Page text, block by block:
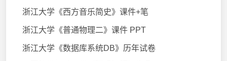
浙江大学《西方音乐简史》课件+笔
浙江大学《普通物理二》课件 PPT
浙江大学《数据库系统DB》历年试卷